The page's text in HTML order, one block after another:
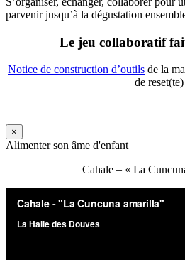
parvenir jusqu’à la dégustation
Le jeu collaboratif
Notice de construction d’outils de la
de reset(te)
×
Alimenter son âme d'enfant
Cahale – « La